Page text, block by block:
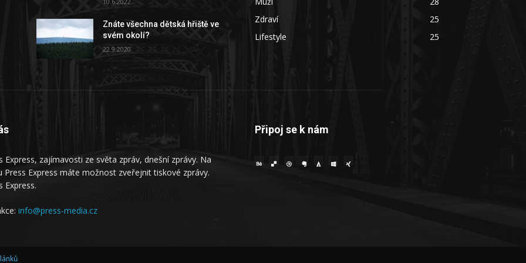
Znáte všechna dětská hřiště ve
svém okolí?
22.9.2020
Zdraví
25
Lifestyle
25
Express, zajímavosti ze světa zpráv, dnešní zprávy. Na
Press Express máte možnost zveřejnit tiskové zprávy.
Express.
info@press-media.cz
Připoj se k nám